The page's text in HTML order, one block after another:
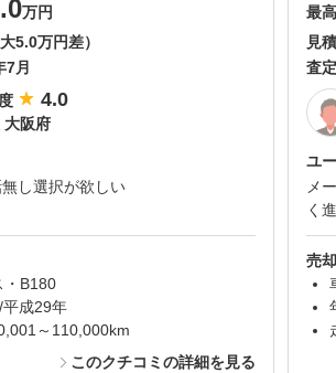
万円
5.0万円差）
7月
4.0
大阪府
し選択が欲しい
・B180
成29年
～110,000km
このクチコミの詳細を見る
最
見
査
ユ
メ
く
売